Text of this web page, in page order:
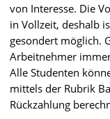
von Interesse. Die
in Vollzeit, deshalb
gesondert möglich.
Arbeitnehmer
Alle Studenten
mittels der Rubrik
Rückzahlung